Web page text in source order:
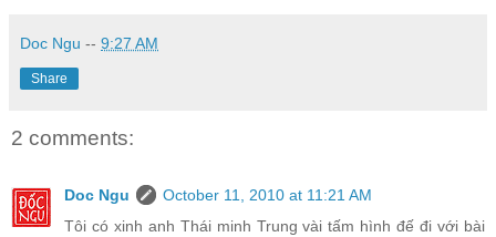
Doc Ngu -- 9:27 AM
Share
2 comments:
Doc Ngu
October 11, 2010 at 11:21 AM
Tôi có xinh anh Thái minh Trung vài tấm hình đế đi với bài